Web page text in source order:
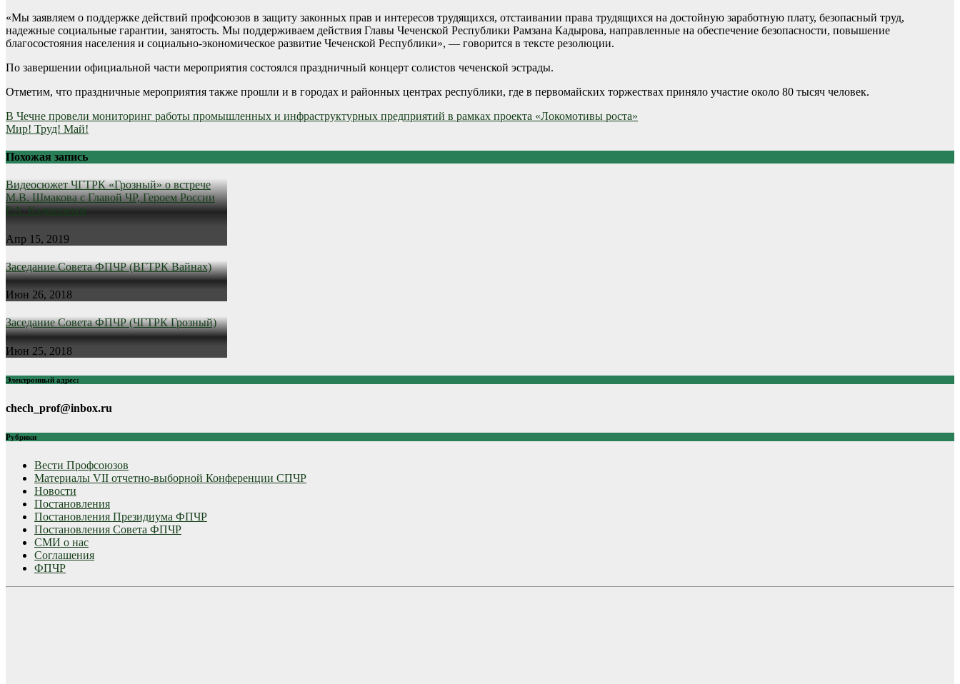
«Мы заявляем о поддержке действий профсоюзов в защиту законных прав и интересов трудящихся, отстаивании права трудящихся на достойную заработную плату, безопасный труд,
надежные социальные гарантии, занятость. Мы поддерживаем действия Главы Чеченской Республики Рамзана Кадырова, направленные на обеспечение безопасности, повышение
благосостояния населения и социально-экономическое развитие Чеченской Республики», — говорится в тексте резолюции.
По завершении официальной части мероприятия состоялся праздничный концерт солистов чеченской эстрады.
Отметим, что праздничные мероприятия также прошли и в городах и районных центрах республики, где в первомайских торжествах приняло участие около 80 тысяч человек.
Навигация
по
записям
В Чечне провели мониторинг работы промышленных и инфраструктурных предприятий в рамках проекта «Локомотивы роста»
Мир! Труд! Май!
Похожая запись
Видеосюжет ЧГТРК «Грозный» о встрече
М.В. Шмакова с Главой ЧР, Героем России
Р.А. Кадыровым
Апр 15, 2019
Заседание Совета ФПЧР (ВГТРК Вайнах)
Июн 26, 2018
Заседание Совета ФПЧР (ЧГТРК Грозный)
Июн 25, 2018
Электронный адрес:
chech_prof@inbox.ru
Рубрики
Вести Профсоюзов
Материалы VII отчетно-выборной Конференции СПЧР
Новости
Постановления
Постановления Президиума ФПЧР
Постановления Совета ФПЧР
СМИ о нас
Соглашения
ФПЧР